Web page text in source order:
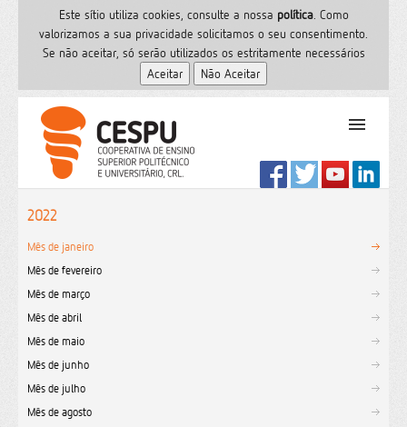
Este sítio utiliza cookies, consulte a nossa polí­tica. Como
valorizamos a sua privacidade solicitamos o seu consentimento.
Se não aceitar, só serão utilizados os estritamente necessários
PT
Início
Formação
CESPU
Sites do grupo
Utilizador
Contactos
2022
Mês de janeiro
Mês de fevereiro
Mês de março
Mês de abril
Mês de maio
Mês de junho
Mês de julho
Mês de agosto